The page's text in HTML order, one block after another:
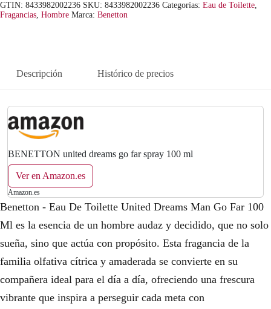
GTIN: 8433982002236 SKU: 8433982002236 Categorías: Eau de Toilette,
Fragancias, Hombre Marca: Benetton
Descripción Histórico de precios
BENETTON united dreams go far spray 100 ml
Ver en Amazon.es
Amazon.es
Benetton - Eau De Toilette United Dreams Man Go Far 100
Ml es la esencia de un hombre audaz y decidido, que no solo
sueña, sino que actúa con propósito. Esta fragancia de la
familia olfativa cítrica y amaderada se convierte en su
compañera ideal para el día a día, ofreciendo una frescura
vibrante que inspira a perseguir cada meta con